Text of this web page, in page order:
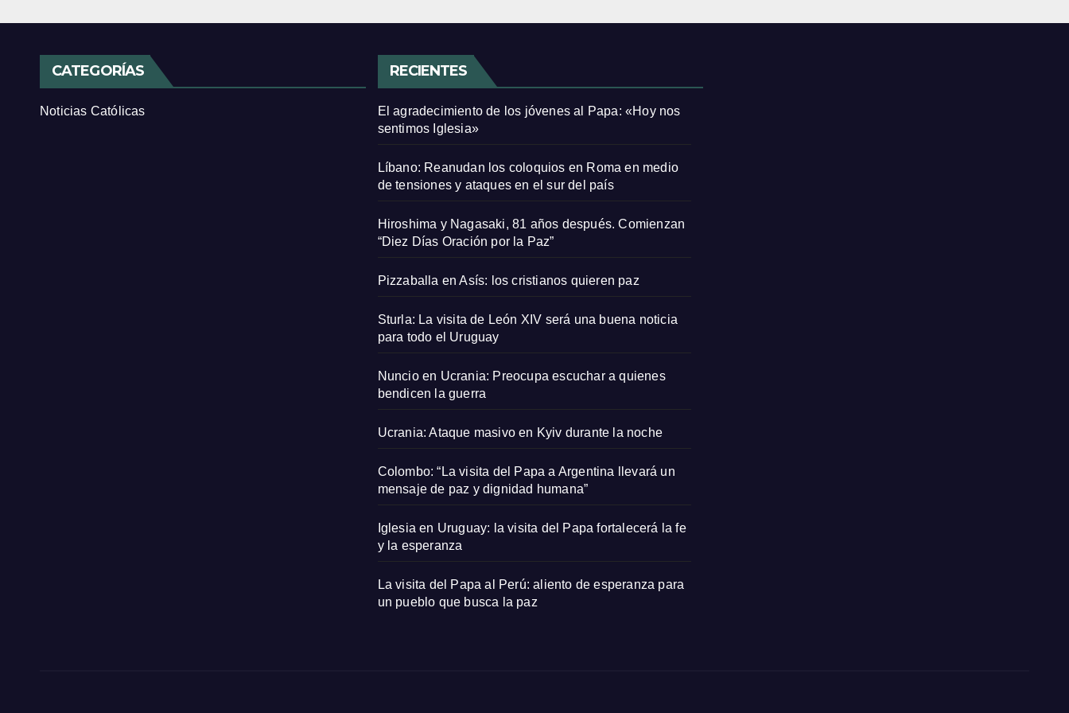
CATEGORÍAS
Noticias Católicas
RECIENTES
El agradecimiento de los jóvenes al Papa: «Hoy nos
sentimos Iglesia»
Líbano: Reanudan los coloquios en Roma en medio
de tensiones y ataques en el sur del país
Hiroshima y Nagasaki, 81 años después. Comienzan
“Diez Días Oración por la Paz”
Pizzaballa en Asís: los cristianos quieren paz
Sturla: La visita de León XIV será una buena noticia
para todo el Uruguay
Nuncio en Ucrania: Preocupa escuchar a quienes
bendicen la guerra
Ucrania: Ataque masivo en Kyiv durante la noche
Colombo: “La visita del Papa a Argentina llevará un
mensaje de paz y dignidad humana”
Iglesia en Uruguay: la visita del Papa fortalecerá la fe
y la esperanza
La visita del Papa al Perú: aliento de esperanza para
un pueblo que busca la paz